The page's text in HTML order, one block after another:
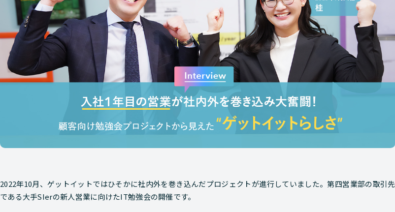
2022年10月、ゲットイットではひそかに社内外を巻き込んだプロジェクトが進行していました。第四営業部の取引先
である大手SIerの新人営業に向けたIT勉強会の開催です。